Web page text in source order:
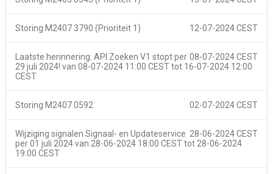
12-07-2024 CEST
Storing M2407 3790 (Prioriteit 1)
08-07-2024 CEST
Laatste herinnering: API Zoeken V1 stopt per
29 juli 2024! van 08-07-2024 11:00 CESTtot 16-07-2024 12:00
CEST
02-07-2024 CEST
Storing M2407 0592
28-06-2024 CEST
Wijziging signalen Signaal- en Updateservice
per 01 juli 2024 van 28-06-2024 18:00 CESTtot 28-06-2024
19:00 CEST